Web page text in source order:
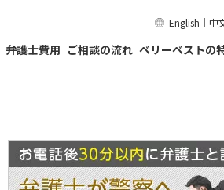
English ｜ 中
弁護士費用 ご相談の流れ ベリーベストの